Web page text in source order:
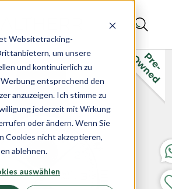
Websitetracking-
um unsere
und kontinuierlich zu
entsprechend den
anzuzeigen. Ich stimme zu
jederzeit mit Wirkung
oder ändern. Wenn Sie
Cookies nicht akzeptieren,
ablehnen.
auswählen